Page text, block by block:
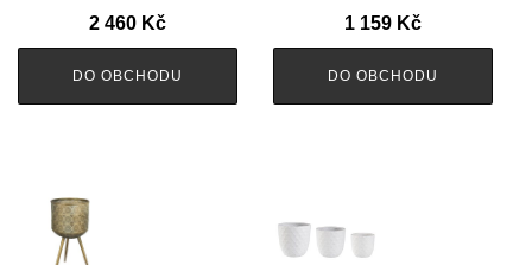
2 460 Kč
DO OBCHODU
1 159 Kč
DO OBCHODU